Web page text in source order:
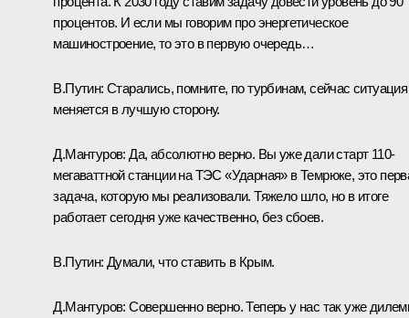
процентов. И если мы говорим про энергетическое
машиностроение, то это в первую очередь…
В.Путин: Старались, помните, по турбинам, сейчас ситуация
меняется в лучшую сторону.
Д.Мантуров: Да, абсолютно верно. Вы уже дали старт 110-
мегаваттной станции на ТЭС «Ударная» в Темрюке, это
задача, которую мы реализовали. Тяжело шло, но в итоге
работает сегодня уже качественно, без сбоев.
В.Путин: Думали, что ставить в Крым.
Д.Мантуров: Совершенно верно. Теперь у нас так уже